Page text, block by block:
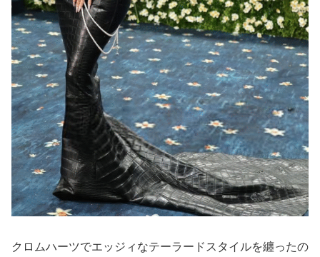
クロムハーツでエッジィなテーラードスタイルを纏ったの